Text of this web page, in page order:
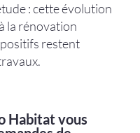
: cette évolution
la rénovation
restent
Habitat vous